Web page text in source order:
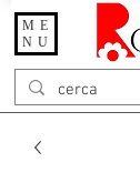
ME
NU